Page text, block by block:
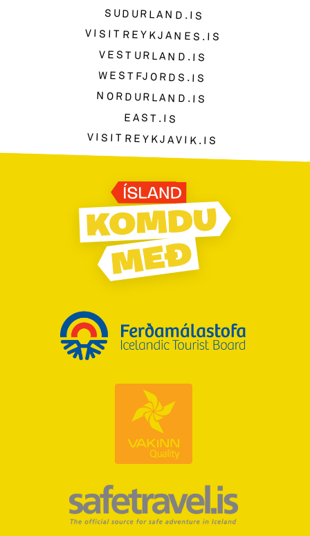
SUDURLAND.IS
VISITREYKJANES.IS
VESTURLAND.IS
WESTFJORDS.IS
NORDURLAND.IS
EAST.IS
VISITREYKJAVIK.IS